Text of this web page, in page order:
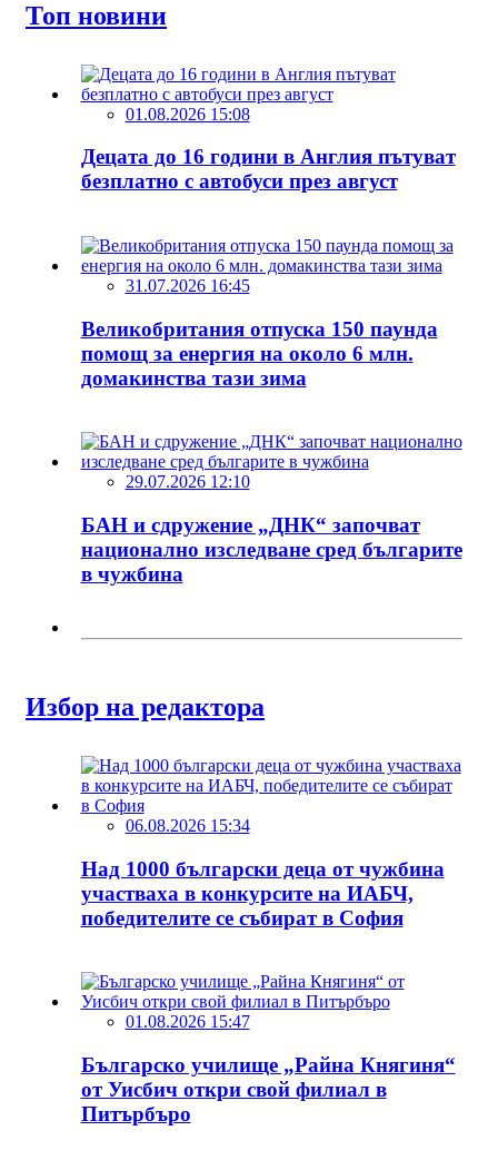
Топ новини
01.08.2026 15:08
Децата до 16 години в Англия пътуват
безплатно с автобуси през август
31.07.2026 16:45
Великобритания отпуска 150 паунда
помощ за енергия на около 6 млн.
домакинства тази зима
29.07.2026 12:10
БАН и сдружение „ДНК“ започват
национално изследване сред българите
в чужбина
Избор на редактора
06.08.2026 15:34
Над 1000 български деца от чужбина
участваха в конкурсите на ИАБЧ,
победителите се събират в София
01.08.2026 15:47
Българско училище „Райна Княгиня“
от Уисбич откри свой филиал в
Питърбъро